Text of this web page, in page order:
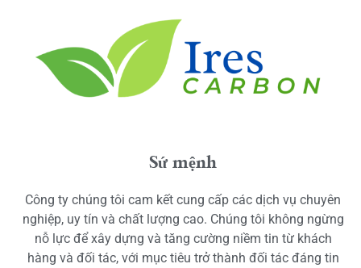
Sứ mệnh
Công ty chúng tôi cam kết cung cấp các dịch vụ chuyên
nghiệp, uy tín và chất lượng cao. Chúng tôi không ngừng
nỗ lực để xây dựng và tăng cường niềm tin từ khách
hàng và đối tác, với mục tiêu trở thành đối tác đáng tin